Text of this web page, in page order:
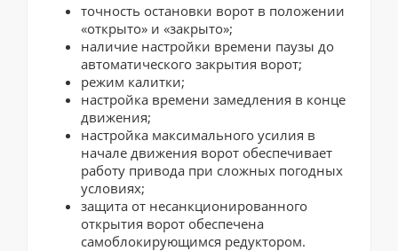
точность остановки ворот в положении
«открыто» и «закрыто»;
наличие настройки времени паузы до
автоматического закрытия ворот;
режим калитки;
настройка времени замедления в конце
движения;
настройка максимального усилия в
начале движения ворот обеспечивает
работу привода при сложных погодных
условиях;
защита от несанкционированного
открытия ворот обеспечена
самоблокирующимся редуктором.